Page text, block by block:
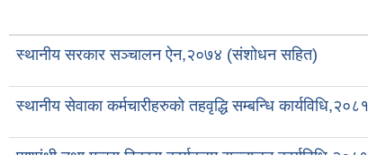
स्थानीय सरकार सञ्चालन ऐन,२०७४ (संशोधन सहित)
स्थानीय सेवाका कर्मचारीहरुको तहवृद्धि सम्बन्धि कार्यविधि,२०८१